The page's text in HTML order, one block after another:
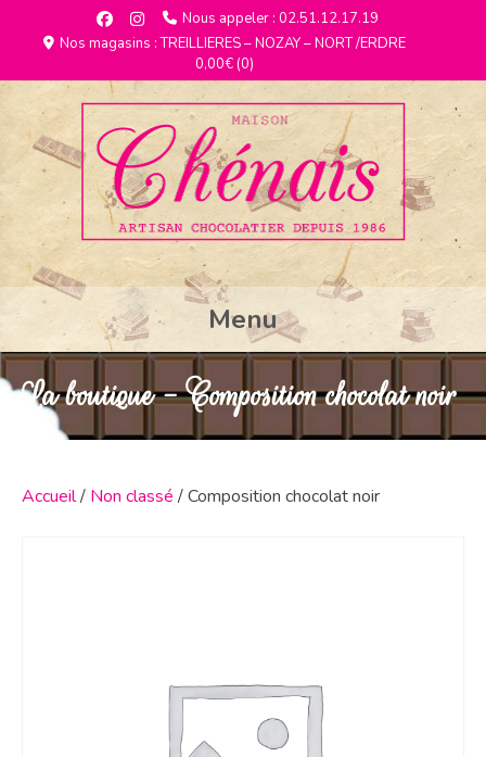
Nous appeler : 02.51.12.17.19
Nos magasins : TREILLIERES – NOZAY – NORT /ERDRE
0,00€(0)
Menu
La boutique - Composition chocolat noir
Accueil/ Non classé / Composition chocolat noir